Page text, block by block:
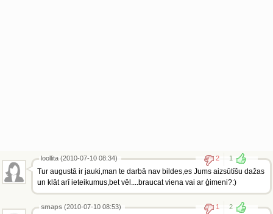
loollita (2010-07-10 08:34) 2 1
Tur augustā ir jauki,man te darbā nav bildes,es Jums aizsūtīšu dažas
un klāt arī ieteikumus,bet vēl....braucat viena vai ar ģimeni?:)
smaps (2010-07-10 08:53) 1 2